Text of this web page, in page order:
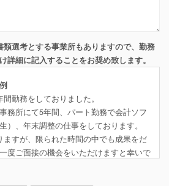
選考とする事業所もありますので、勤務
詳細に記入することをお奨め致します。
勤務をしておりました。
務所にて5年間、パート勤務で会計ソフ
）、年末調整の仕事をしております。
すが、限られた時間の中でも成果をだ
度ご面接の機会をいただけますと幸いで